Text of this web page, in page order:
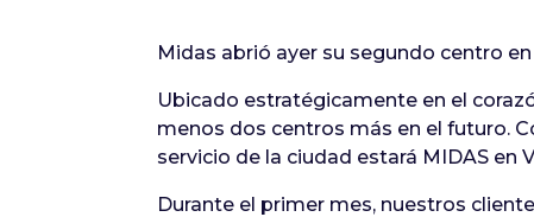
Midas abrió ayer su segundo centro
Ubicado estratégicamente en el
menos dos centros más en el futuro.
servicio de la ciudad estará MIDAS en
Durante el primer mes, nuestros